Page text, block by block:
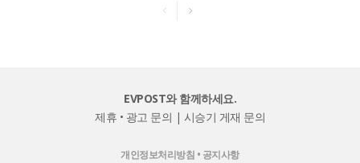
EVPOST와 함께하세요.
제휴 • 광고 문의 | 시승기 게재 문의
개인정보처리방침 • 공지사항